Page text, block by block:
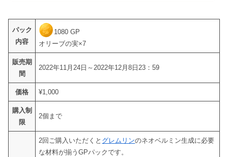
パック
内容
1080 GP
オリーブの実×7
販売期
間
2022年11月24日～2022年12月8日23：59
価格 ¥1,000
購入制
限
2個まで
2回ご購入いただくと グレムリンのネオベルミン生成に必要
な材料が揃うGPパックです。